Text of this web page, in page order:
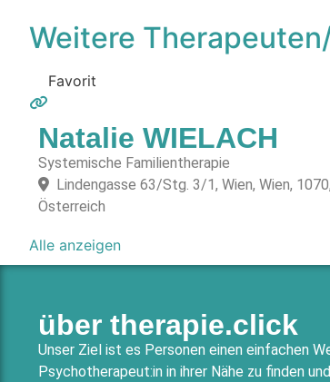
Weitere
Favorit
Natalie WIELACH
Systemische Familientherapie
Lindengasse 63/Stg. 3/1, Wien, Wien, 1070,
Österreich
Alle anzeigen
über therapie.click
Unser Ziel ist es Personen einen einfachen
Psychotherapeut:in in ihrer Nähe zu finden